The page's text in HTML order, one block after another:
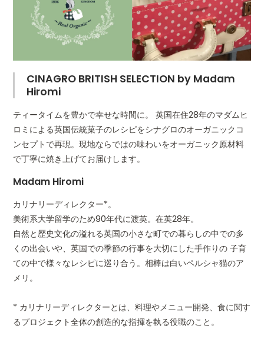
CINAGRO BRITISH SELECTION by Madam
Hiromi
ティータイムを豊かで幸せな時間に。 英国在住28年のマダムヒ
ロミによる英国伝統菓子のレシピをシナグロのオーガニックコ
ンセプトで再現。現地ならではの味わいをオーガニック原材料
で丁寧に焼き上げてお届けします。
Madam Hiromi
カリナリーディレクター*。
美術系大学留学のため90年代に渡英。在英28年。
自然と歴史文化の溢れる英国の小さな町での暮らしの中での多
くの出会いや、英国での季節の行事を大切にした手作りの 子育
ての中で様々なレシピに巡り合う。相棒は白いペルシャ猫のア
メリ。
* カリナリーディレクターとは、料理やメニュー開発、食に関す
るプロジェクト全体の創造的な指揮を執る役職のこと。